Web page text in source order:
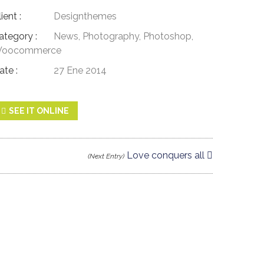
:
Designthemes
:
News, Photography, Photoshop,
:
27 Ene 2014
SEE IT ONLINE
(Next Entry) Love conquers all